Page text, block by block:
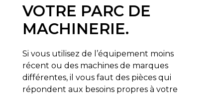
VOTRE PARC DE
MACHINERIE.
Si vous utilisez de l’équipement moins
récent ou des machines de marques
différentes, il vous faut des pièces qui
répondent aux besoins propres à votre